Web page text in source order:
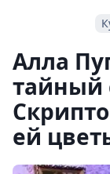
Алла
тайный
ей